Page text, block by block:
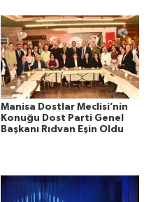
Manisa Dostlar Meclisi’nin
Konuğu Dost Parti Genel
Başkanı Rıdvan Eşin Oldu